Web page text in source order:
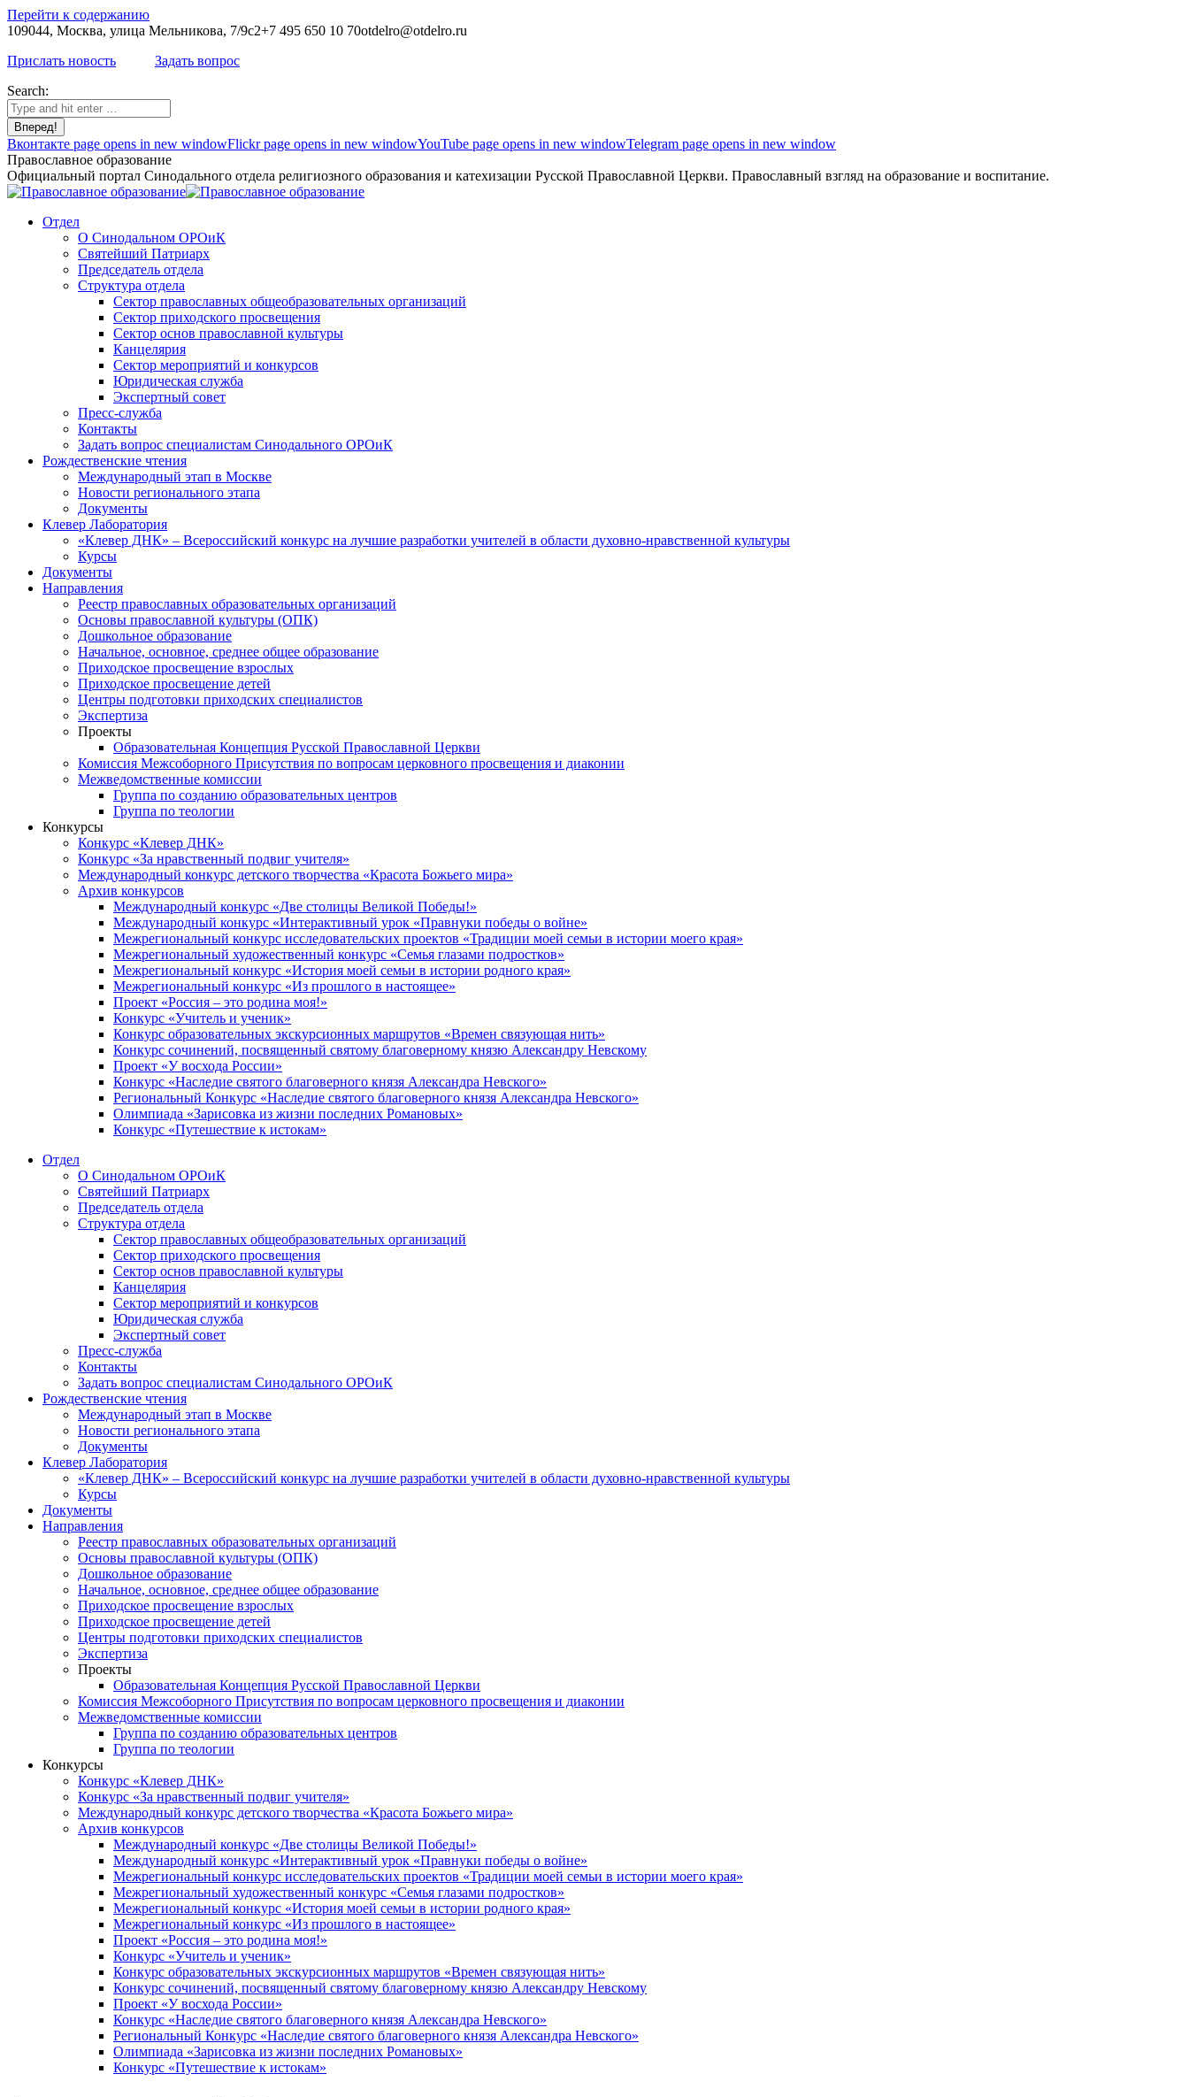
Перейти к содержанию
109044, Москва, улица Мельникова, 7/9с2+7 495 650 10 70otdelro@otdelro.ru
Прислать новость
Задать вопрос
Search:
Вконтакте page opens in new windowFlickr page opens in new windowYouTube page opens in new windowTelegram page opens in new window
Православное образование
Официальный портал Синодального отдела религиозного образования и катехизации Русской Православной Церкви. Православный взгляд на образование и воспитание.
Отдел
О Синодальном ОРОиК
Святейший Патриарх
Председатель отдела
Структура отдела
Сектор православных общеобразовательных организаций
Сектор приходского просвещения
Сектор основ православной культуры
Канцелярия
Сектор мероприятий и конкурсов
Юридическая служба
Экспертный совет
Пресс-служба
Контакты
Задать вопрос специалистам Синодального ОРОиК
Рождественские чтения
Международный этап в Москве
Новости регионального этапа
Документы
Клевер Лаборатория
«Клевер ДНК» – Всероссийский конкурс на лучшие разработки учителей в области духовно-нравственной культуры
Курсы
Документы
Направления
Реестр православных образовательных организаций
Основы православной культуры (ОПК)
Дошкольное образование
Начальное, основное, среднее общее образование
Приходское просвещение взрослых
Приходское просвещение детей
Центры подготовки приходских специалистов
Экспертиза
Проекты
Образовательная Концепция Русской Православной Церкви
Комиссия Межсоборного Присутствия по вопросам церковного просвещения и диаконии
Межведомственные комиссии
Группа по созданию образовательных центров
Группа по теологии
Конкурсы
Конкурс «Клевер ДНК»
Конкурс «За нравственный подвиг учителя»
Международный конкурс детского творчества «Красота Божьего мира»
Архив конкурсов
Международный конкурс «Две столицы Великой Победы!»
Международный конкурс «Интерактивный урок «Правнуки победы о войне»
Межрегиональный конкурс исследовательских проектов «Традиции моей семьи в истории моего края»
Межрегиональный художественный конкурс «Семья глазами подростков»
Межрегиональный конкурс «История моей семьи в истории родного края»
Межрегиональный конкурс «Из прошлого в настоящее»
Проект «Россия – это родина моя!»
Конкурс «Учитель и ученик»
Конкурс образовательных экскурсионных маршрутов «Времен связующая нить»
Конкурс сочинений, посвященный святому благоверному князю Александру Невскому
Проект «У восхода России»
Конкурс «Наследие святого благоверного князя Александра Невского»
Региональный Конкурс «Наследие святого благоверного князя Александра Невского»
Олимпиада «Зарисовка из жизни последних Романовых»
Конкурс «Путешествие к истокам»
Отдел
О Синодальном ОРОиК
Святейший Патриарх
Председатель отдела
Структура отдела
Сектор православных общеобразовательных организаций
Сектор приходского просвещения
Сектор основ православной культуры
Канцелярия
Сектор мероприятий и конкурсов
Юридическая служба
Экспертный совет
Пресс-служба
Контакты
Задать вопрос специалистам Синодального ОРОиК
Рождественские чтения
Международный этап в Москве
Новости регионального этапа
Документы
Клевер Лаборатория
«Клевер ДНК» – Всероссийский конкурс на лучшие разработки учителей в области духовно-нравственной культуры
Курсы
Документы
Направления
Реестр православных образовательных организаций
Основы православной культуры (ОПК)
Дошкольное образование
Начальное, основное, среднее общее образование
Приходское просвещение взрослых
Приходское просвещение детей
Центры подготовки приходских специалистов
Экспертиза
Проекты
Образовательная Концепция Русской Православной Церкви
Комиссия Межсоборного Присутствия по вопросам церковного просвещения и диаконии
Межведомственные комиссии
Группа по созданию образовательных центров
Группа по теологии
Конкурсы
Конкурс «Клевер ДНК»
Конкурс «За нравственный подвиг учителя»
Международный конкурс детского творчества «Красота Божьего мира»
Архив конкурсов
Международный конкурс «Две столицы Великой Победы!»
Международный конкурс «Интерактивный урок «Правнуки победы о войне»
Межрегиональный конкурс исследовательских проектов «Традиции моей семьи в истории моего края»
Межрегиональный художественный конкурс «Семья глазами подростков»
Межрегиональный конкурс «История моей семьи в истории родного края»
Межрегиональный конкурс «Из прошлого в настоящее»
Проект «Россия – это родина моя!»
Конкурс «Учитель и ученик»
Конкурс образовательных экскурсионных маршрутов «Времен связующая нить»
Конкурс сочинений, посвященный святому благоверному князю Александру Невскому
Проект «У восхода России»
Конкурс «Наследие святого благоверного князя Александра Невского»
Региональный Конкурс «Наследие святого благоверного князя Александра Невского»
Олимпиада «Зарисовка из жизни последних Романовых»
Конкурс «Путешествие к истокам»